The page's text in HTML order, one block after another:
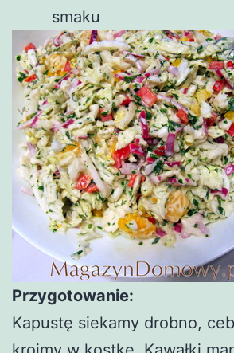
smaku
Przygotowanie:
Kapustę siekamy drobno,